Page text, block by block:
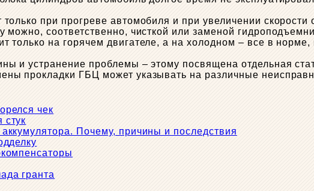
при прогреве автомобиля и при увеличении
можно, соответственно, чисткой или заменой
только на горячем двигателе, а на холодном – все в
и устранение проблемы – этому посвящена отдельная
прокладки ГБЦ может указывать на различные
чек
стук
Почему, причины и последствия
гранта